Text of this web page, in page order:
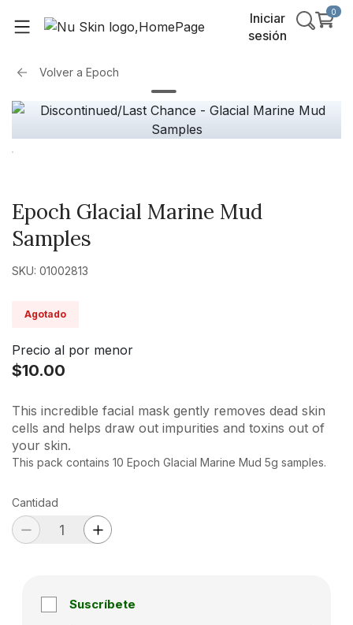
Iniciar
sesión
0
Volver a Epoch
Epoch Glacial Marine Mud
Samples
SKU: 01002813
Agotado
Precio al por menor
$10.00
This incredible facial mask gently removes dead skin
cells and helps draw out impurities and toxins out of
your skin.
This pack contains 10 Epoch Glacial Marine Mud 5g samples.
Cantidad
Suscríbete